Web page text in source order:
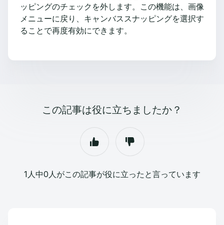
ッピングのチェックを外します。この機能は、画像
メニューに戻り、キャンバススナッピングを選択す
ることで再度有効にできます。
この記事は役に立ちましたか？
1人中0人がこの記事が役に立ったと言っています